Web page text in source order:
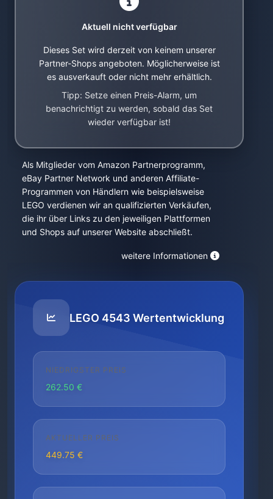
Aktuell nicht verfügbar
Dieses Set wird derzeit von keinem unserer
Partner-Shops angeboten. Möglicherweise ist
es ausverkauft oder nicht mehr erhältlich.
Tipp: Setze einen Preis-Alarm, um
benachrichtigt zu werden, sobald das Set
wieder verfügbar ist!
Als Mitglieder vom Amazon Partnerprogramm,
eBay Partner Network und anderen Affiliate-
Programmen von Händlern wie beispielsweise
LEGO verdienen wir an qualifizierten Verkäufen,
die ihr über Links zu den jeweiligen Plattformen
und Shops auf unserer Website abschließt.
weitere Informationen
LEGO 4543 Wertentwicklung
NIEDRIGSTER PREIS
262.50 €
AKTUELLER PREIS
449.75 €